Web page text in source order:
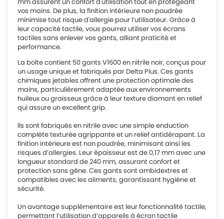
vos mains. De plus, la finition intérieure non poudrée
minimise tout risque d'allergie pour l’utilisateur. Grâce à
leur capacité tactile, vous pourrez utiliser vos écrans
tactiles sans enlever vos gants, alliant praticité et
performance.
La boîte contient 50 gants V1600 en nitrile noir, conçus pour
un usage unique et fabriqués par Delta Plus. Ces gants
chimiques jetables offrent une protection optimale des
mains, particulièrement adaptée aux environnements
huileux ou graisseux grâce à leur texture diamant en relief
qui assure un excellent grip.
Ils sont fabriqués en nitrile avec une simple enduction
complète texturée agrippante et un relief antidérapant. La
finition intérieure est non poudrée, minimisant ainsi les
risques d’allergies. Leur épaisseur est de 0,17 mm avec une
longueur standard de 240 mm, assurant confort et
protection sans gêne. Ces gants sont ambidextres et
compatibles avec les aliments, garantissant hygiène et
sécurité.
Un avantage supplémentaire est leur fonctionnalité tactile,
permettant l’utilisation d’appareils à écran tactile